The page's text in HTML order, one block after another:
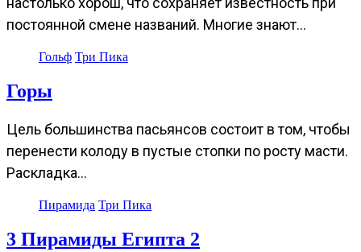
постоянной смене названий. Многие знают…
Гольф Три Пика
Горы
Цель большинства пасьянсов состоит в том, чтобы
перенести колоду в пустые стопки по росту масти.
Раскладка…
Пирамида Три Пика
3 Пирамиды Египта 2